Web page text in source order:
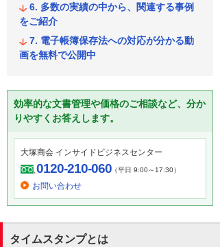
多数の実績の中から、関連する事例
をご紹介
電子帳簿保存法への対応が分かる動
画を無料で公開中
効率的な文書管理や価格のご相談など、分か
りやすくお答えします。
大塚商会 インサイドビジネスセンター
0120-210-060（平日 9:00～17:30）
お問い合わせ
タイムスタンプとは